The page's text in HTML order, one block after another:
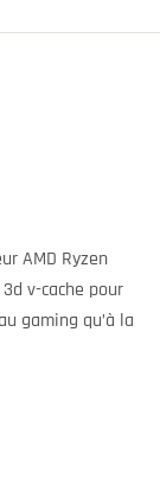
AMD Ryzen
v-cache pour
gaming qu’à la